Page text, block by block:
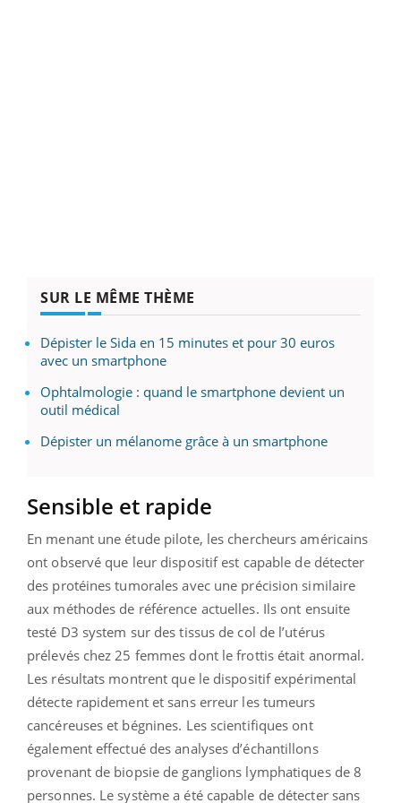
SUR LE MÊME THÈME
Dépister le Sida en 15 minutes et pour 30 euros
avec un smartphone
Ophtalmologie : quand le smartphone devient un
outil médical
Dépister un mélanome grâce à un smartphone
Sensible et rapide
En menant une étude pilote, les chercheurs américains
ont observé que leur dispositif est capable de détecter
des protéines tumorales avec une précision similaire
aux méthodes de référence actuelles. Ils ont ensuite
testé D3 system sur des tissus de col de l’utérus
prélevés chez 25 femmes dont le frottis était anormal.
Les résultats montrent que le dispositif expérimental
détecte rapidement et sans erreur les tumeurs
cancéreuses et bégnines. Les scientifiques ont
également effectué des analyses d’échantillons
provenant de biopsie de ganglions lymphatiques de 8
personnes. Le système a été capable de détecter sans